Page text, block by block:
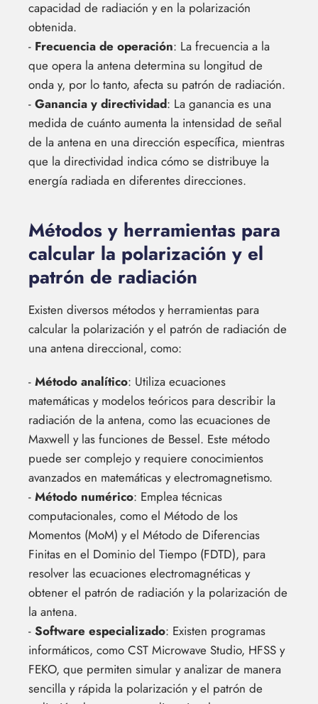
capacidad de radiación y en la polarización
obtenida.
- Frecuencia de operación: La frecuencia a la
que opera la antena determina su longitud de
onda y, por lo tanto, afecta su patrón de radiación.
- Ganancia y directividad: La ganancia es una
medida de cuánto aumenta la intensidad de señal
de la antena en una dirección específica, mientras
que la directividad indica cómo se distribuye la
energía radiada en diferentes direcciones.
Métodos y herramientas para
calcular la polarización y el
patrón de radiación
Existen diversos métodos y herramientas para
calcular la polarización y el patrón de radiación de
una antena direccional, como:
- Método analítico: Utiliza ecuaciones
matemáticas y modelos teóricos para describir la
radiación de la antena, como las ecuaciones de
Maxwell y las funciones de Bessel. Este método
puede ser complejo y requiere conocimientos
avanzados en matemáticas y electromagnetismo.
- Método numérico: Emplea técnicas
computacionales, como el Método de los
Momentos (MoM) y el Método de Diferencias
Finitas en el Dominio del Tiempo (FDTD), para
resolver las ecuaciones electromagnéticas y
obtener el patrón de radiación y la polarización de
la antena.
- Software especializado: Existen programas
informáticos, como CST Microwave Studio, HFSS y
FEKO, que permiten simular y analizar de manera
sencilla y rápida la polarización y el patrón de